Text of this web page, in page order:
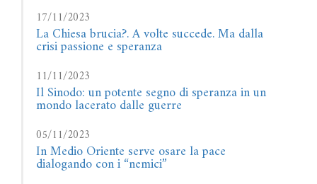
17/11/2023
La Chiesa brucia?. A volte succede. Ma dalla
crisi passione e speranza
11/11/2023
Il Sinodo: un potente segno di speranza in un
mondo lacerato dalle guerre
05/11/2023
In Medio Oriente serve osare la pace
dialogando con i “nemici”